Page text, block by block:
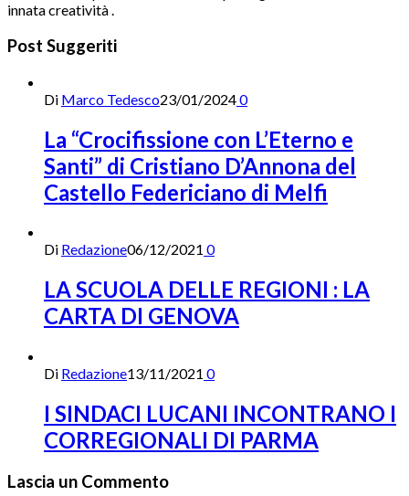
innata creatività .
Post Suggeriti
Di Marco Tedesco23/01/20240
La “Crocifissione con L’Eterno e
Santi” di Cristiano D’Annona del
Castello Federiciano di Melfi
Di Redazione06/12/2021 0
LA SCUOLA DELLE REGIONI : LA
CARTA DI GENOVA
Di Redazione13/11/2021 0
I SINDACI LUCANI INCONTRANO I
CORREGIONALI DI PARMA
Lascia un Commento